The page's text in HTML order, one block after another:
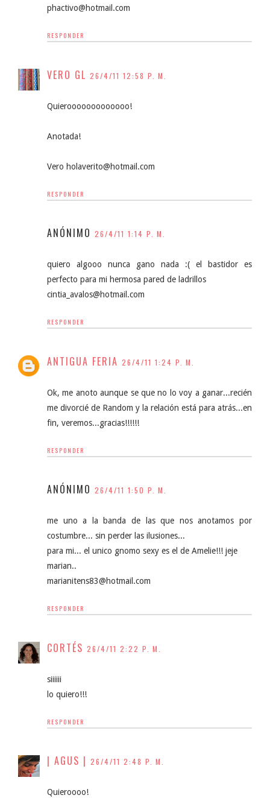
phactivo@hotmail.com
RESPONDER
VERO GL 26/4/11 12:58 P. M.
Quierooooooooooooo!
Anotada!
Vero holaverito@hotmail.com
RESPONDER
ANÓNIMO 26/4/11 1:14 P. M.
quiero algooo nunca gano nada :( el bastidor es
perfecto para mi hermosa pared de ladrillos
cintia_avalos@hotmail.com
RESPONDER
ANTIGUA FERIA 26/4/11 1:24 P. M.
Ok, me anoto aunque se que no lo voy a ganar...recién
me divorcié de Random y la relación está para atrás...en
fin, veremos...gracias!!!!!!
RESPONDER
ANÓNIMO 26/4/11 1:50 P. M.
me uno a la banda de las que nos anotamos por
costumbre... sin perder las ilusiones...
para mi... el unico gnomo sexy es el de Amelie!!! jeje
marian..
marianitens83@hotmail.com
RESPONDER
CORTÉS 26/4/11 2:22 P. M.
siiiiii
lo quiero!!!
RESPONDER
| AGUS | 26/4/11 2:48 P. M.
Quieroooo!